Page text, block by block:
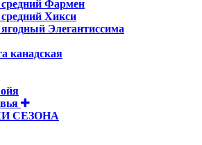
Фармен
Хикси
Элегантиссима
канадская
СЕЗОНА